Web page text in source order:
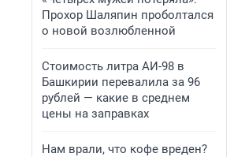
Прохор Шаляпин проболтался
о новой возлюбленной
Стоимость литра АИ-98 в
Башкирии перевалила за 96
рублей — какие в среднем
цены на заправках
Нам врали, что кофе вреден?